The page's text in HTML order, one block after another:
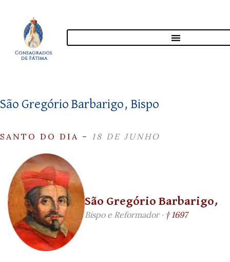
São Gregório Barbarigo, Bispo
SANTO DO DIA – 18 DE JUNHO
São Gregório Barbarigo,
Bispo e Reformador · † 1697